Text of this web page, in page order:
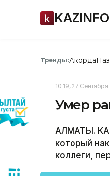
Тренды:Акорда
10:19, 27 Сентября
Умер
АЛМАТЫ.
который
коллеги,